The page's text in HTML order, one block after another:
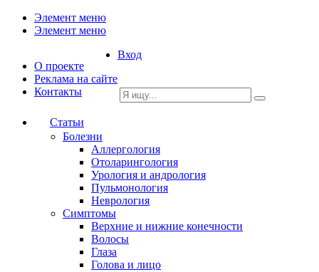
Элемент меню
Элемент меню
О проекте
Реклама на сайте
Контакты
Вход
Статьи
Болезни
Аллергология
Отоларингология
Урология и андрология
Пульмонология
Неврология
Симптомы
Верхние и нижние конечности
Волосы
Глаза
Голова и лицо